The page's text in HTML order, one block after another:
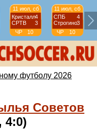
11 июл, сб
Кристалл4
СРТВ
3
ЧР
10
тур
11 июл, сб
СПБ
4
Строгино3
ЧР
10
тур
футболу 2026
Советов
4:0)